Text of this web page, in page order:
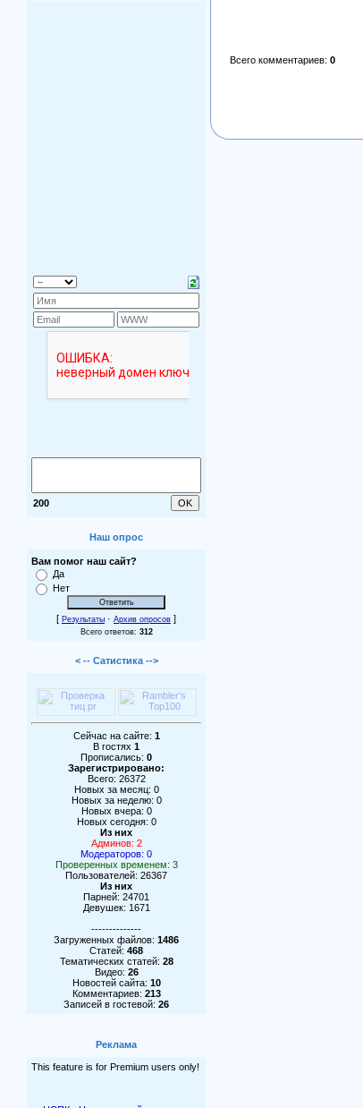
200
Наш опрос
Вам помог наш сайт?
Да
Нет
[ Результаты · Архив опросов ]
Всего ответов: 312
< -- Сатистика -->
Сейчас на сайте: 1
В гостях 1
Прописались: 0
Зарегистрировано:
Всего: 26372
Новых за месяц: 0
Новых за неделю: 0
Новых вчера: 0
Новых сегодня: 0
Из них
Админов: 2
Модераторов: 0
Проверенных временем: 3
Пользователей: 26367
Из них
Парней: 24701
Девушек: 1671
--------------
Загруженных файлов: 1486
Статей: 468
Тематических статей: 28
Видео: 26
Новостей сайта: 10
Комментариев: 213
Записей в гостевой: 26
Реклама
This feature is for Premium users only!
Всего комментариев: 0